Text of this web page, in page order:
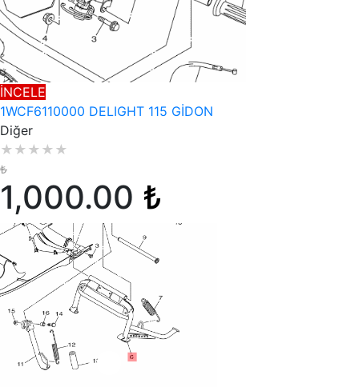
İNCELE
1WCF6110000 DELIGHT 115 GİDON
Diğer
★ ★ ★ ★ ★
₺
1,000.00 ₺